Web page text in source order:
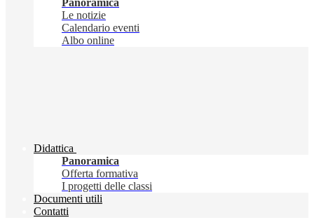
Panoramica
Le notizie
Calendario eventi
Albo online
Didattica
Panoramica
Offerta formativa
I progetti delle classi
Documenti utili
Contatti